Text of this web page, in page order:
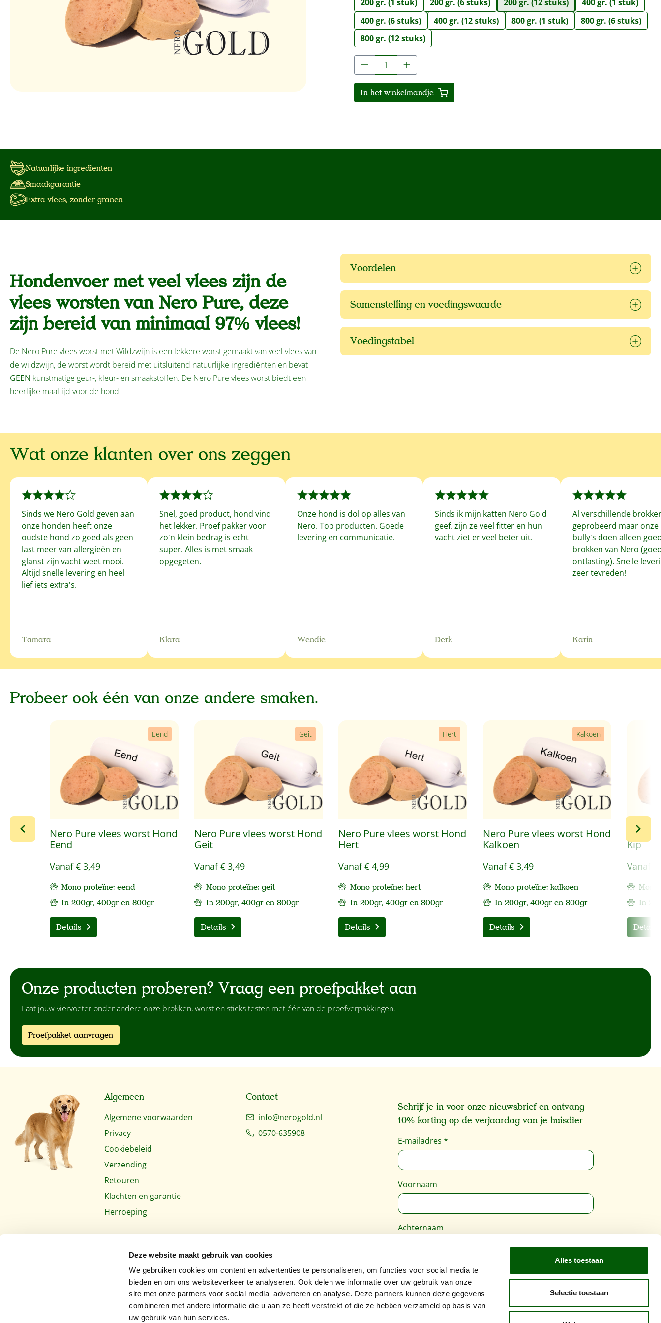
Deze website maakt gebruik van cookies
We gebruiken cookies om content en advertenties te personaliseren, om functies voor social media te
bieden en om ons websiteverkeer te analyseren. Ook delen we informatie over uw gebruik van onze
site met onze partners voor social media, adverteren en analyse. Deze partners kunnen deze gegevens
combineren met andere informatie die u aan ze heeft verstrekt of die ze hebben verzameld op basis van
uw gebruik van hun services.
Alles toestaan
Selectie toestaan
200 gr. (1 stuk)
200 gr. (6 stuks) 200 gr. (12 stuks)
400 gr. (1 stuk)
400 gr. (6 stuks)
400 gr. (12 stuks) 800 gr. (1 stuk)
800 gr. (6 stuks)
800 gr. (12 stuks)
Producthoeveelheid: Voer de gewenste hoeveelheid
In het winkelmandje
Natuurlijke ingredienten
Smaakgarantie
Extra vlees, zonder granen
Hondenvoer met veel vlees zijn de
vlees worsten van Nero Pure, deze
zijn bereid van minimaal 97% vlees!
De Nero Pure vlees worst met Wildzwijn is een lekkere worst gemaakt van veel vlees van
de wildzwijn, de worst wordt bereid met uitsluitend natuurlijke ingrediënten en bevat
GEEN kunstmatige geur-, kleur- en smaakstoffen. De Nero Pure vlees worst biedt een
heerlijke maaltijd voor de hond.
Voordelen
Samenstelling en voedingswaarde
Voedingstabel
Wat onze klanten over ons zeggen
Sinds we Nero Gold geven aan
onze honden heeft onze
oudste hond zo goed als geen
last meer van allergieën en
glanst zijn vacht weet mooi.
Altijd snelle levering en heel
lief iets extra's.
Tamara
Snel, goed product, hond vind
het lekker. Proef pakker voor
zo'n klein bedrag is echt
super. Alles is met smaak
opgegeten.
Klara
Onze hond is dol op alles van
Nero. Top producten. Goede
levering en communicatie.
Wendie
Sinds ik mijn katten Nero Gold
geef, zijn ze veel fitter en hun
vacht ziet er veel beter uit.
Derk
Al verschillende
geprobeerd maar onze
bully's doen alleen
brokken van Nero
ontlasting). Snelle
zeer tevreden!
Karin
Probeer ook één van onze andere smaken.
Eend
Nero Pure vlees worst Hond
Eend
Vanaf€ 3,49
Mono proteïne: eend
In 200gr, 400gr en 800gr
Details
Geit
Nero Pure vlees worst Hond
Geit
Vanaf€ 3,49
Mono proteïne: geit
In 200gr, 400gr en 800gr
Details
Hert
Nero Pure vlees worst Hond
Hert
Vanaf€ 4,99
Mono proteïne: hert
In 200gr, 400gr en 800gr
Details
Kalkoen
Nero Pure vlees worst Hond
Kalkoen
Vanaf€ 3,49
Mono proteïne: kalkoen
In 200gr, 400gr en 800gr
Details
Nero
Kip
Vanaf
Mono
In
Details
Onze producten proberen? Vraag een proefpakket aan
Laat jouw viervoeter onder andere onze brokken, worst en sticks testen met één van de proefverpakkingen.
Proefpakket aanvragen
Algemeen
Algemene voorwaarden
Privacy
Cookiebeleid
Verzending
Retouren
Klachten en garantie
Herroeping
Contact
info@nerogold.nl
0570-635908
Schrijf je in voor onze nieuwsbrief en ontvang
10% korting op de verjaardag van je huisdier
E-mailadres *
Voornaam
Achternaam
Deze site wordt beschermd door reCAPTCHA en de
GooglePrivacybeleid Gebruiksvoorwaardenzijn
van toepassing.
Inschrijven